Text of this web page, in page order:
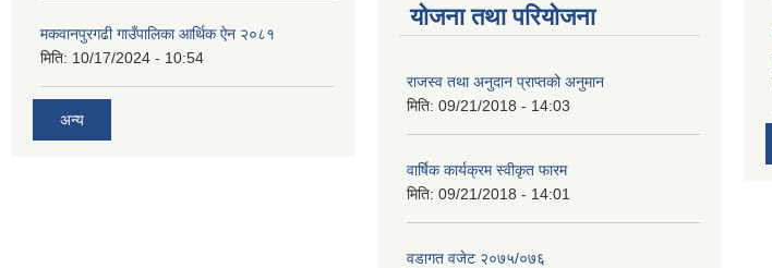
मकवानपुरगढी गाउँपालिका आर्थिक ‌‌‌ऐन २०८१
मिति: 10/17/2024 - 10:54
अन्य
योजना तथा परियोजना
राजस्व तथा अनुदान प्राप्तको अनुमान
मिति: 09/21/2018 - 14:03
वार्षिक कार्यक्रम स्वीकृत फारम
मिति: 09/21/2018 - 14:01
वडागत वजेट २०७५/०७६